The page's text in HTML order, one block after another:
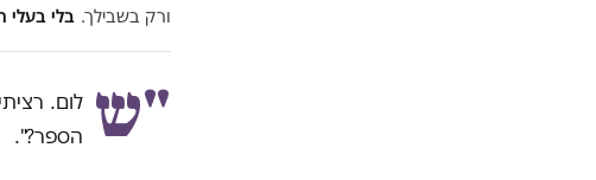
ורק בשבילך. בלי בעלי
"ש לום.
הספר?".